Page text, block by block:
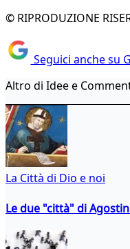
© RIPRODUZIONE
Seguici anche su
Altro di Idee e
La Città di Dio e noi
Le due "città" di